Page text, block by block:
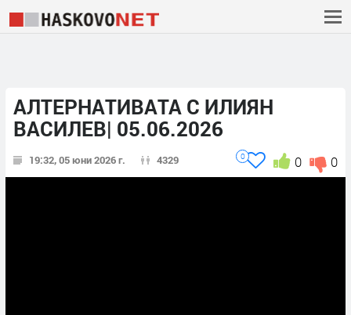
АЛТЕРНАТИВАТА С ИЛИЯН
ВАСИЛЕВ| 05.06.2026
19:32, 05 юни 2026 г. 4329 0
0
0